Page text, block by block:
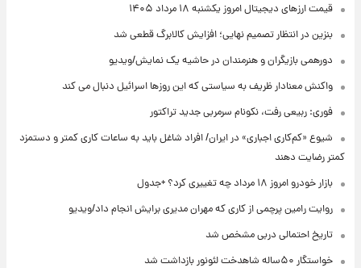
قیمت ارزهای دیجیتال امروز یکشنبه ۱۸ مرداد ۱۴۰۵
بنزین در انتظار تصمیم نهایی؛ افزایش کالابرگ قطعی شد
دورهمی بازیگران و هنرمندان در حاشیه یک نمایش/ویدیو
واکنش معنادار ظریف به سیاستی که این روزها اسرائیل دنبال می کند
فوری: ربیعی رفت، نکونام سرمربی جدید تراکتور
شیوع «کم‌کاری اجباری» در ایران/ افراد شاغل باید به ساعات کاری کمتر و دستمزد
کمتر رضایت دهند
بازار خودرو امروز ۱۸ مرداد چه تغییری کرد؟ +جدول
روایت رامین پرچمی از کاری که مهران مدیری برایش انجام داد/ویدیو
تاریخ احتمالی دربی مشخص شد
خواستگار ۵۰ساله شاهدخت لئونور بازداشت شد